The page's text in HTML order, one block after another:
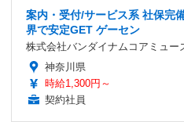
案内・受付/サービス系 社保完
界で安定GET ゲーセン
株式会社バンダイナムコアミュー
神奈川県
時給1,300円～
契約社員